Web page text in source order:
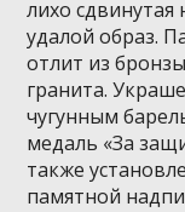
лихо
удалой образ.
отлит из
гранита.
чугунным
медаль «За
также
памятной